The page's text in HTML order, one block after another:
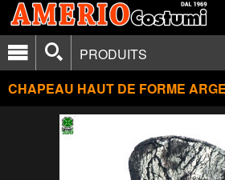
PRODUITS
CHAPEAU HAUT DE FORME